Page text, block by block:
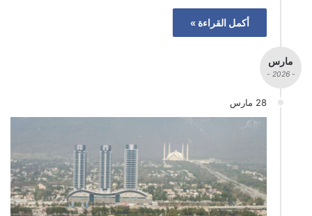
أكمل القراءة »
مارس
- 2026 -
28 مارس